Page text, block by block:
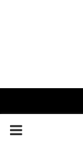
PRIMARY